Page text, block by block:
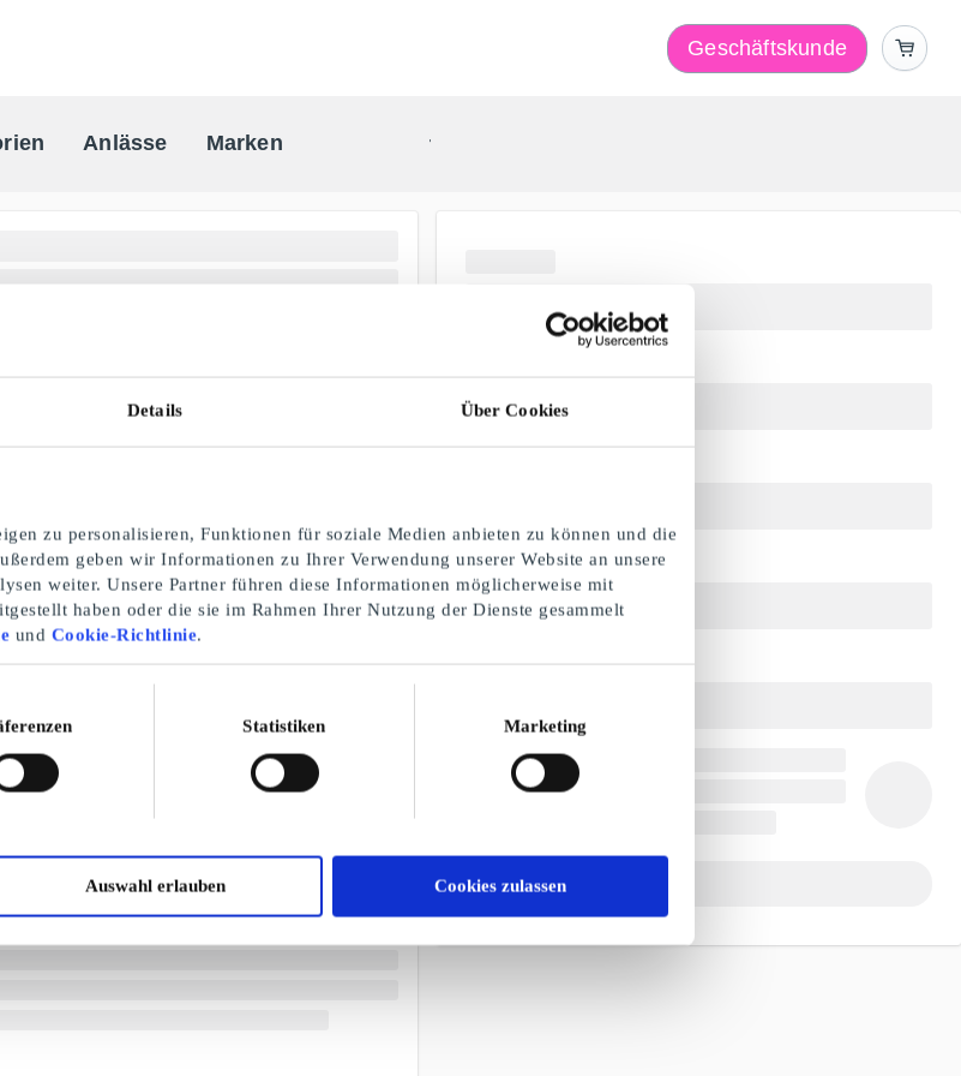
Details Über Cookies
zu personalisieren, Funktionen für soziale Medien anbieten zu können und die
geben wir Informationen zu Ihrer Verwendung unserer Website an unsere
weiter. Unsere Partner führen diese Informationen möglicherweise mit
haben oder die sie im Rahmen Ihrer Nutzung der Dienste gesammelt
und Cookie-Richtlinie.
Statistiken Marketing
Auswahl erlauben Cookies zulassen
Geschäftskunde
Anlässe Marken
One-stop Geschenkkarten Anbieter